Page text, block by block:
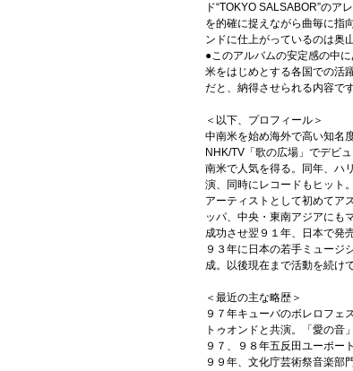
ド“TOKYO SALSABOR”の
を的確に捉えながら曲毎に指
ンドに仕上がっているのは奥
●このアルバムの安定感の中
米をはじめとする各国での活
だと、納得させられる内容です
＜以下、プロフィール＞
中南米を始め海外で高い知名
NHK/TV「歌の広場」でデビ
南米で人気を得る。同年、ハ
演、同時にレコードもヒット
アーティストとして初めてア
ッパ、中央・東南アジアにも
成功させ翌９１年、日本で発
９３年に日本の若手ミュージ
成。以後現在まで活動を続け
＜最近の主な略歴＞
９７年キューバのボレロフェ
トゥオンドと共演。「愛の音
９７、９８年五反田ユーポー
９９年、文化庁芸術祭音楽部